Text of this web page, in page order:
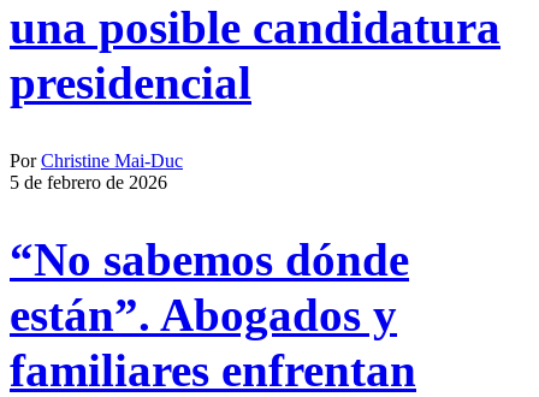
una posible candidatura
presidencial
PorChristine Mai-Duc
5 de febrero de 2026
“No sabemos dónde
están”. Abogados y
familiares enfrentan